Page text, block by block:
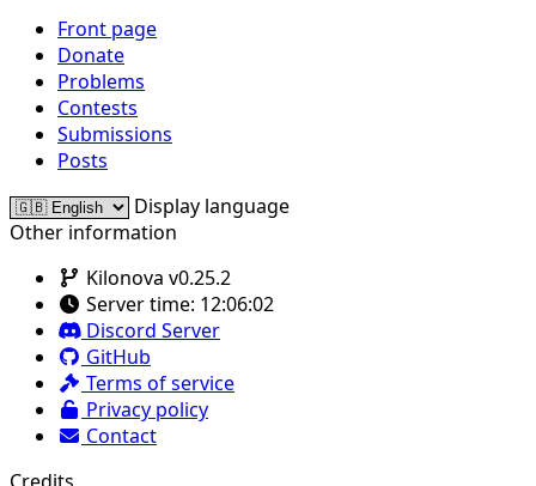
Front page
Donate
Problems
Contests
Submissions
Posts
Display language
Other information
Kilonova v0.25.2
Server time: 12:06:02
Discord Server
GitHub
Terms of service
Privacy policy
Contact